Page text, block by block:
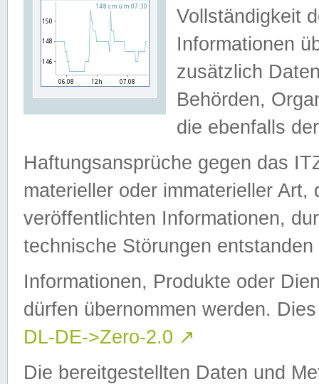
Vollständigkeit
Informationen
zusätzlich
Behörden,
die ebenfalls
Haftungsansprüche gegen das
materieller oder immaterieller
veröffentlichten Informationen,
technische Störungen
Informationen, Produkte oder
dürfen übernommen werden.
DL-DE->Zero-2.0 ↗
Die bereitgestellten Daten und